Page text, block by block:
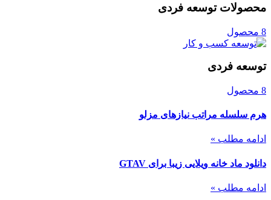
محصولات توسعه فردی
8 محصول
توسعه فردی
8 محصول
هرم سلسله مراتب نیازهای مزلو
ادامه مطلب »
دانلود ماد خانه ویلایی زیبا برای GTAV
ادامه مطلب »